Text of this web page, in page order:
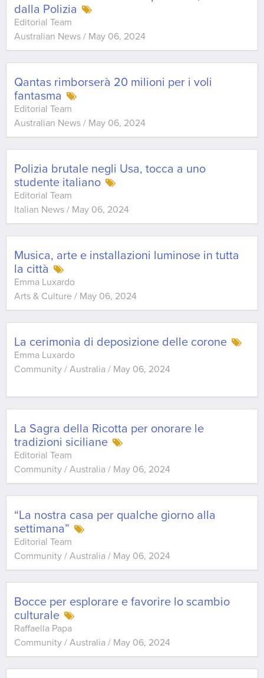
dalla Polizia
Editorial Team
Australian News / May 06, 2024
Qantas rimborserà 20 milioni per i voli
fantasma
Editorial Team
Australian News / May 06, 2024
Polizia brutale negli Usa, tocca a uno
studente italiano
Editorial Team
Italian News / May 06, 2024
Musica, arte e installazioni luminose in tutta
la città
Emma Luxardo
Arts & Culture / May 06, 2024
La cerimonia di deposizione delle corone
Emma Luxardo
Community / Australia / May 06, 2024
La Sagra della Ricotta per onorare le
tradizioni siciliane
Editorial Team
Community / Australia / May 06, 2024
“La nostra casa per qualche giorno alla
settimana”
Editorial Team
Community / Australia / May 06, 2024
Bocce per esplorare e favorire lo scambio
culturale
Raffaella Papa
Community / Australia / May 06, 2024